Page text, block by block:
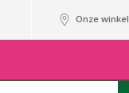
Onze winkel